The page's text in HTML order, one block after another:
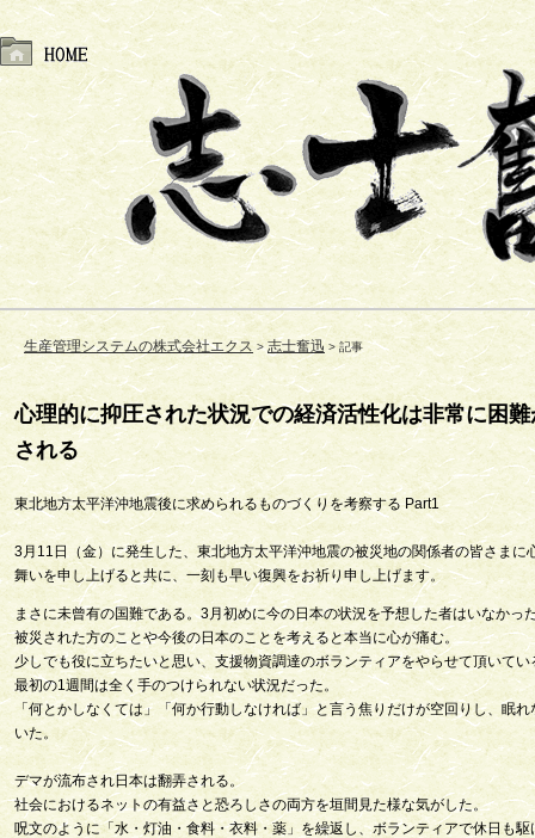
生産管理システムの株式会社エクス 志士奮迅 記事
心理的に抑圧された状況での経済活性化は非常に困
される
東北地方太平洋沖地震後に求められるものづくりを考察する Part1
3月11日（金）に発生した、東北地方太平洋沖地震の被災地の関係者の皆さまに
舞いを申し上げると共に、一刻も早い復興をお祈り申し上げます。
まさに未曾有の国難である。3月初めに今の日本の状況を予想した者はいなかっ
被災された方のことや今後の日本のことを考えると本当に心が痛む。
少しでも役に立ちたいと思い、支援物資調達のボランティアをやらせて頂いてい
最初の1週間は全く手のつけられない状況だった。
「何とかしなくては」「何か行動しなければ」と言う焦りだけが空回りし、眠れ
いた。
デマが流布され日本は翻弄される。
社会におけるネットの有益さと恐ろしさの両方を垣間見た様な気がした。
呪文のように「水・灯油・食料・衣料・薬」を繰返し、ボランティアで休日も駆